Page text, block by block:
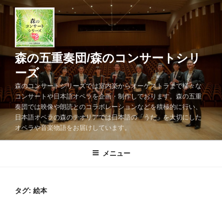
コ
ツ
キ
ッ
プ
森の五重奏団/森のコンサートシリ
ーズ
森のコンサートシリーズでは室内楽からオーケストラまで様々な
コンサートや日本語オペラを企画・制作しております。森の五重
奏団では映像や朗読とのコラボレーションなどを積極的に行い、
日本語オペラの森のテオリアでは日本語の「うた」を大切にした
オペラや音楽物語をお届けしています。
メニュー
タグ: 絵本